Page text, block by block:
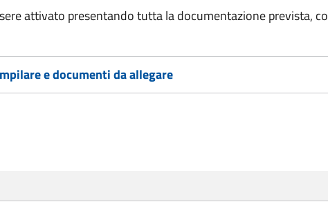
attivato presentando tutta la documentazione prevista,
e documenti da allegare